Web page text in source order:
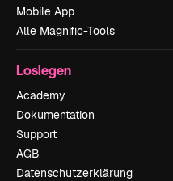
Mobile App
Alle Magnific-Tools
Loslegen
Academy
Dokumentation
Support
AGB
Datenschutzerklärung